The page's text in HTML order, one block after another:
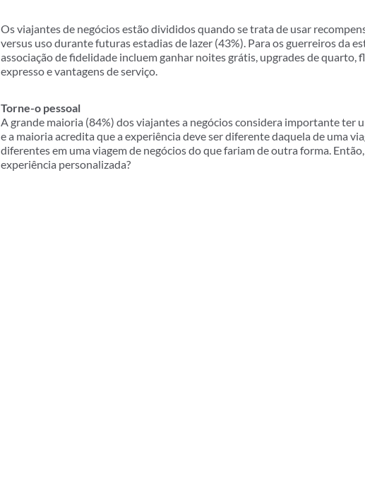
Os viajantes de negócios estão divididos quando se trata de usar
versus uso durante futuras estadias de lazer (43%). Para os guerreiros da
associação de fidelidade incluem ganhar noites grátis, upgrades de quarto,
expresso e vantagens de serviço.
Torne-o pessoal
A grande maioria (84%) dos viajantes a negócios considera importante ter
e a maioria acredita que a experiência deve ser diferente daquela de uma
diferentes em uma viagem de negócios do que fariam de outra forma.
experiência personalizada?